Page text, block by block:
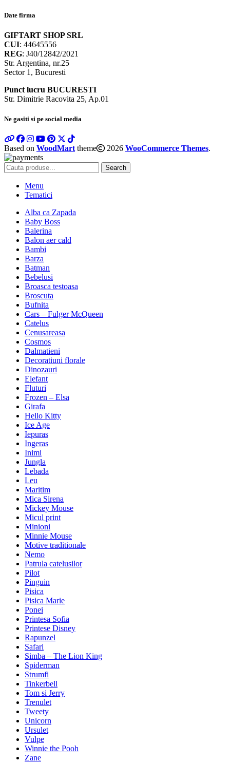
Date firma
GIFTART SHOP SRL
CUI: 44645556
REG: J40/12842/2021
Str. Argentina, nr.25
Sector 1, Bucuresti
Punct lucru BUCURESTI
Str. Dimitrie Racovita 25, Ap.01
Ne gasiti si pe social media
Based on WoodMart theme 2026 WooCommerce Themes.
Search
Menu
Tematici
Alba ca Zapada
Baby Boss
Balerina
Balon aer cald
Bambi
Barza
Batman
Bebelusi
Broasca testoasa
Broscuta
Bufnita
Cars – Fulger McQueen
Catelus
Cenusareasa
Cosmos
Dalmatieni
Decoratiuni florale
Dinozauri
Elefant
Fluturi
Frozen – Elsa
Girafa
Hello Kitty
Ice Age
Iepuras
Ingeras
Inimi
Jungla
Lebada
Leu
Maritim
Mica Sirena
Mickey Mouse
Micul print
Minioni
Minnie Mouse
Motive traditionale
Nemo
Patrula catelusilor
Pilot
Pinguin
Pisica
Pisica Marie
Ponei
Printesa Sofia
Printese Disney
Rapunzel
Safari
Simba – The Lion King
Spiderman
Strumfi
Tinkerbell
Tom si Jerry
Trenulet
Tweety
Unicorn
Ursulet
Vulpe
Winnie the Pooh
Zane